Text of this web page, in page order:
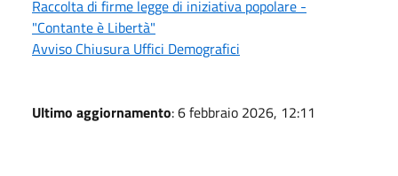
Raccolta di firme legge di iniziativa popolare -
"Contante è Libertà"
Avviso Chiusura Uffici Demografici
Ultimo aggiornamento: 6 febbraio 2026, 12:11